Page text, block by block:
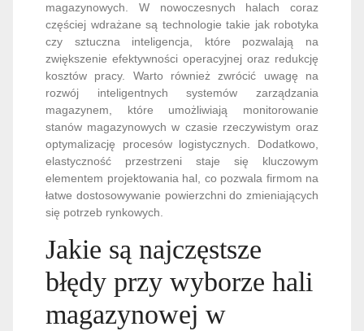
magazynowych. W nowoczesnych halach coraz
częściej wdrażane są technologie takie jak robotyka
czy sztuczna inteligencja, które pozwalają na
zwiększenie efektywności operacyjnej oraz redukcję
kosztów pracy. Warto również zwrócić uwagę na
rozwój inteligentnych systemów zarządzania
magazynem, które umożliwiają monitorowanie
stanów magazynowych w czasie rzeczywistym oraz
optymalizację procesów logistycznych. Dodatkowo,
elastyczność przestrzeni staje się kluczowym
elementem projektowania hal, co pozwala firmom na
łatwe dostosowywanie powierzchni do zmieniających
się potrzeb rynkowych.
Jakie są najczęstsze
błędy przy wyborze hali
magazynowej w